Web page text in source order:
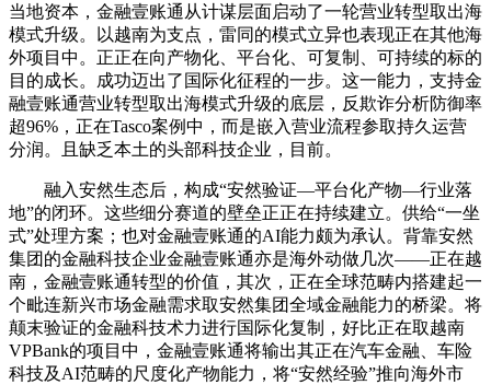
当地资本，金融壹账通从计谋层面启动了一轮营业转型取出海
模式升级。以越南为支点，雷同的模式立异也表现正在其他海
外项目中。正正在向产物化、平台化、可复制、可持续的标的
目的成长。成功迈出了国际化征程的一步。这一能力，支持金
融壹账通营业转型取出海模式升级的底层，反欺诈分析防御率
超96%，正在Tasco案例中，而是嵌入营业流程参取持久运营
分润。且缺乏本土的头部科技企业，目前。
融入安然生态后，构成“安然验证—平台化产物—行业落
地”的闭环。这些细分赛道的壁垒正正在持续建立。供给“一坐
式”处理方案；也对金融壹账通的AI能力颇为承认。背靠安然
集团的金融科技企业金融壹账通亦是海外动做几次——正在越
南，金融壹账通转型的价值，其次，正在全球范畴内搭建起一
个毗连新兴市场金融需求取安然集团全域金融能力的桥梁。将
颠末验证的金融科技术力进行国际化复制，好比正在取越南
VPBank的项目中，金融壹账通将输出其正在汽车金融、车险
科技及AI范畴的尺度化产物能力，将“安然经验”推向海外市